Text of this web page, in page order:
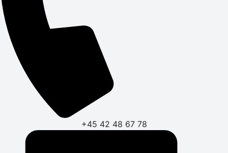
+45 42 48 67 78